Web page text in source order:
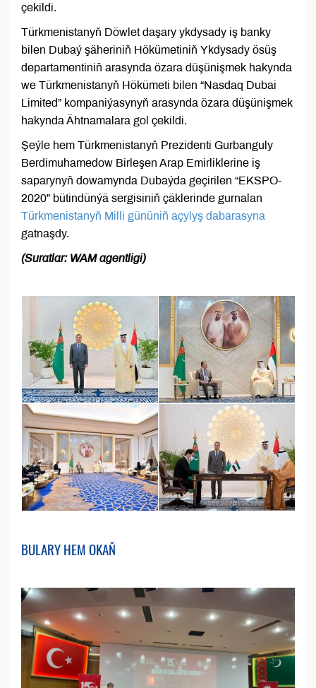
çekildi.
Türkmenistanyň Döwlet daşary ykdysady iş banky
bilen Dubaý şäheriniň Hökümetiniň Ykdysady ösüş
departamentiniň arasynda özara düşünişmek hakynda
we Türkmenistanyň Hökümeti bilen “Nasdaq Dubai
Limited” kompaniýasynyň arasynda özara düşünişmek
hakynda Ähtnamalara gol çekildi.
Şeýle hem Türkmenistanyň Prezidenti Gurbanguly
Berdimuhamedow Birleşen Arap Emirliklerine iş
saparynyň dowamynda Dubaýda geçirilen “EKSPO-
2020” bütindünýä sergisiniň çäklerinde gurnalan
Türkmenistanyň Milli gününiň açylyş dabarasyna
gatnaşdy.
(Suratlar: WAM agentligi)
BULARY HEM OKAŇ